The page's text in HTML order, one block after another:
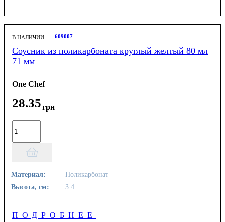
В НАЛИЧИИ 609007
Соусник из поликарбоната круглый желтый 80 мл
71 мм
One Chef
28.35грн
Материал:
Поликарбонат
Высота, см:
3.4
ПОДРОБНЕЕ